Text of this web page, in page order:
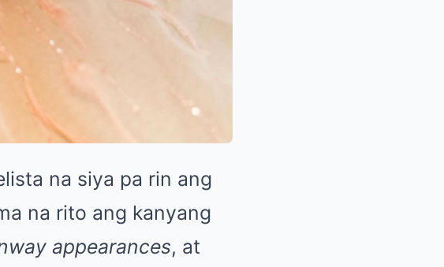
na siya pa rin ang
na rito ang kanyang
appearances, at